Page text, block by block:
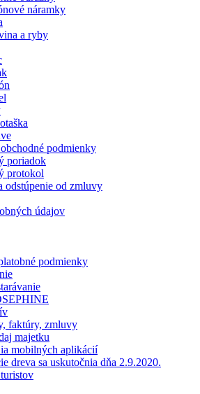
náramky
a ryby
podmienky
poriadok
protokol
odstúpenie od zmluvy
údajov
podmienky
faktúry, zmluvy
majetku
mobilných aplikácií
dreva sa uskutočnia dňa 2.9.2020.